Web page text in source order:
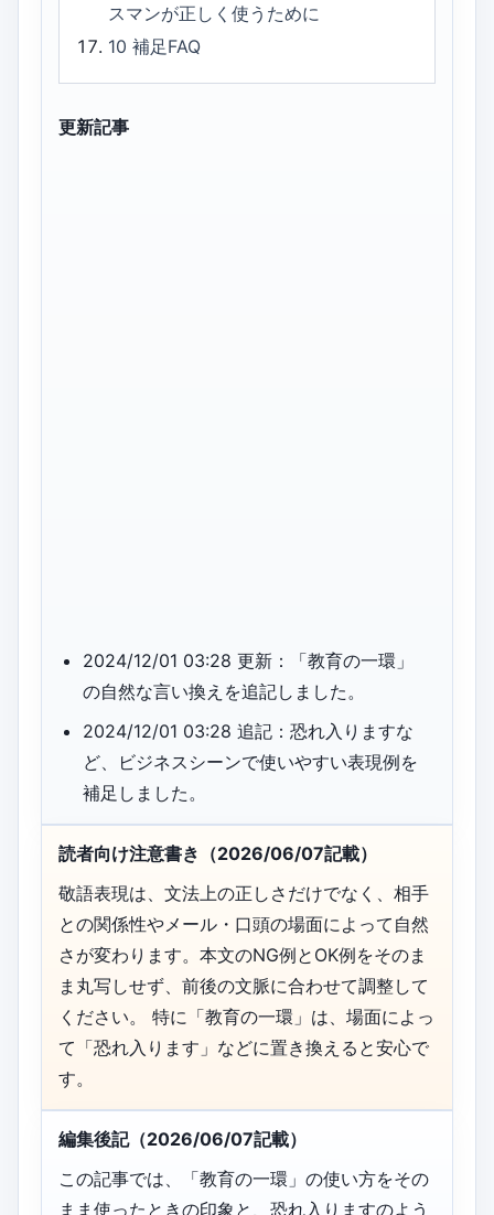
スマンが正しく使うために
10補足FAQ
更新記事
2024/12/01 03:28 更新：「教育の一環」
の自然な言い換えを追記しました。
2024/12/01 03:28 追記：恐れ入りますな
ど、ビジネスシーンで使いやすい表現例を
補足しました。
読者向け注意書き（2026/06/07記載）
敬語表現は、文法上の正しさだけでなく、相手
との関係性やメール・口頭の場面によって自然
さが変わります。本文のNG例とOK例をそのま
ま丸写しせず、前後の文脈に合わせて調整して
ください。 特に「教育の一環」は、場面によっ
て「恐れ入ります」などに置き換えると安心で
す。
編集後記（2026/06/07記載）
この記事では、「教育の一環」の使い方をその
まま使ったときの印象と、恐れ入りますのよう